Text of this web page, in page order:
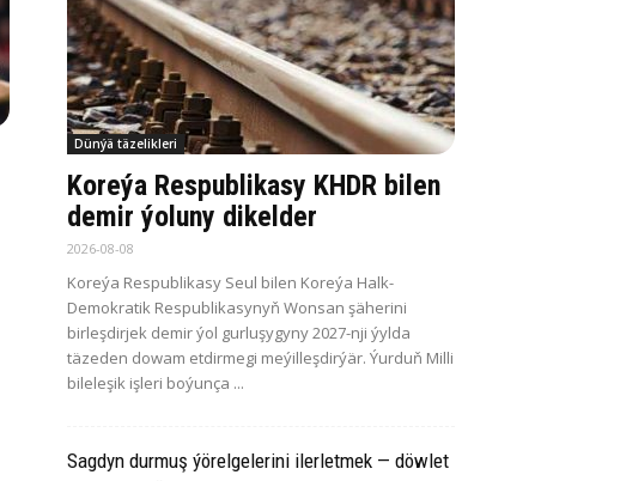
Dünýä täzelikleri
Koreýa Respublikasy KHDR bilen
demir ýoluny dikelder
2026-08-08
Koreýa Respublikasy Seul bilen Koreýa Halk-
Demokratik Respublikasynyň Wonsan şäherini
birleşdirjek demir ýol gurluşygyny 2027-nji ýylda
täzeden dowam etdirmegi meýilleşdirýär. Ýurduň Milli
bileleşik işleri boýunça ...
Sagdyn durmuş ýörelgelerini ilerletmek — döwlet